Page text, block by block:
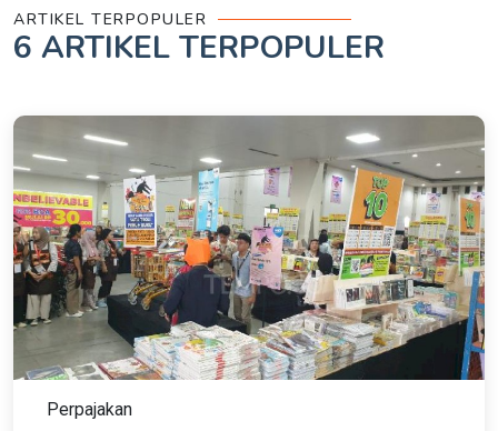
ARTIKEL TERPOPULER
6 ARTIKEL TERPOPULER
Perpajakan